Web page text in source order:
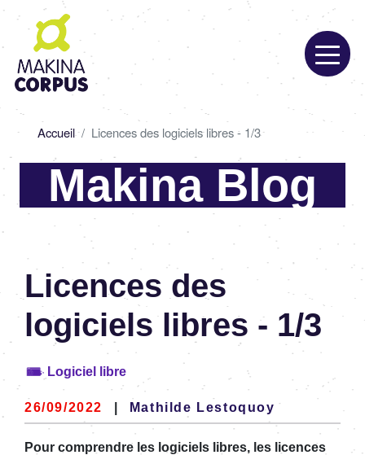
Aller
contenu
principal
d'Ariane
Accueil Licences des logiciels libres - 1/3
Makina Blog
Licences des
logiciels libres - 1/3
Logiciel libre
26/09/2022 Mathilde Lestoquoy
Pour comprendre les logiciels libres, les licences